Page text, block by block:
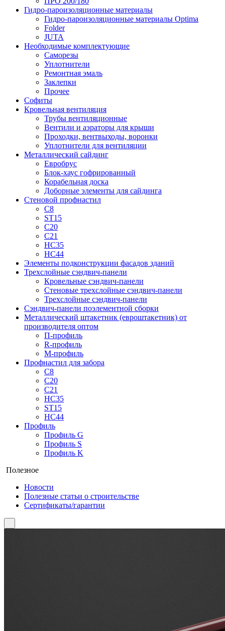
Гидро-пароизоляционные материалы
Гидро-пароизоляционные материалы Optima
Folder
JUTA
Необходимые комплектующие
Саморезы
Уплотнители
Ремонтная эмаль
Заклепки
Прочее
Софиты
Кровельная вентиляция
Трубы вентиляционные
Вентили и аэраторы для крыши
Проходки, вентвыходы, воронки
Уплотнители для вентиляции
Металлический сайдинг
Евробрус
Блок-хаус гофрированный
Корабельная доска
Доборные элементы для сайдинга
Стеновой профнастил
С8
ST15
С20
С21
НС35
НС44
Элементы подконструкции фасадов зданий
Трехслойные сэндвич-панели
Кровельные сэндвич-панели
Стеновые трехслойные сэндвич-панели
Трехслойные сэндвич-панели
Сэндвич-панели поэлементной сборки
Металлический штакетник (евроштакетник) от
производителя оптом
П-профиль
R-профиль
М-профиль
Профнастил для забора
С8
С20
С21
НС35
ST15
НС44
Профиль
Профиль G
Профиль S
Профиль K
Полезное
Новости
Полезные статьи о строительстве
Сертификаты/гарантии